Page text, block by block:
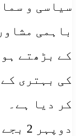
سیاسی و
باہمی
کے بڑھتے
کی بہتری
کر دیا ہے۔